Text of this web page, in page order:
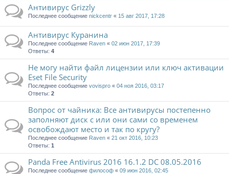
Антивирус Grizzly
Последнее сообщение nickcentr « 15 авг 2017, 17:28
Антивирус Куранина
Последнее сообщение Raven « 02 июн 2017, 17:39
Ответы: 4
Не могу найти файл лицензии или ключ активации
Eset File Security
Последнее сообщение vovispro « 04 ноя 2016, 03:17
Ответы: 2
Вопрос от чайника: Все антивирусы постепенно
заполняют диск с или они сами со временем
освобождают место и так по кругу?
Последнее сообщение Raven « 21 окт 2016, 10:23
Ответы: 1
Panda Free Antivirus 2016 16.1.2 DC 08.05.2016
Последнее сообщение философ « 09 июн 2016, 02:45